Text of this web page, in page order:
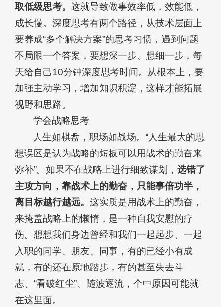
取低级思考。 这就导致做事效率低，效能低，
成长慢。深度思考有两个路径，从技术层面上
要养成“多个解决方案”的思考习惯，遇到问题
不局限一个答案，要想深一步、想细一步，每
天给自己10分钟深度思考时间。从根本上，要
加强主动学习，增加知识积淀，这样才能拓展
视野和思路。
学会战略思考
人生如棋盘，职场如战场。“人生最大的思
想误区是认为战略的短板可以用战术的勤奋来
弥补”。如果不在战略上进行细致谋划， 选错了
主攻方向，靠战术上的勤奋，只能事倍功半，
离目标越行越远。 这实质是用战术上的勤奋，
来掩盖战略上的懒惰，是一种自我安慰的疗
伤。想想我们身边曾经和我们一起起步、一起
入职的同学、朋友、同事，有的已经小有成
就，有的还在原地踏步，有的甚至失去斗
志、“看破红尘”、随波逐流，个中原因可能就
在这里面。